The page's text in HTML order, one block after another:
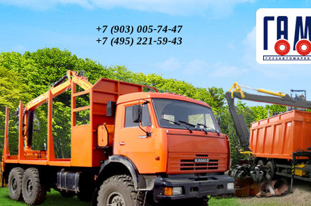
+7 (903) 005-74-47
+7 (495) 221-59-43